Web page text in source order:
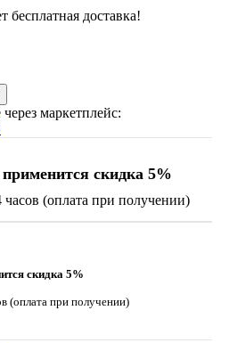
бесплатная доставка!
маркетплейс:
скидка 5%
часов (оплата при получении)
скидка 5%
(оплата при получении)